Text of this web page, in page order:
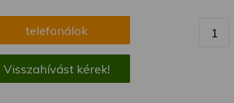
telefonálok
Visszahívást kérek!